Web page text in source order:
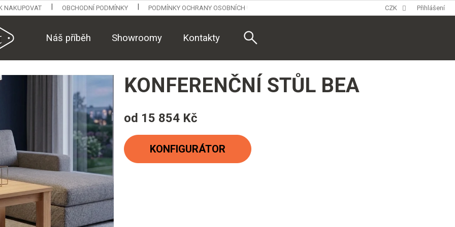
NAKUPOVAT OBCHODNÍ PODMÍNKY PODMÍNKY OCHRANY OSOBNÍCH ÚDAJŮ CZK Přihlášení
Náš příběh Showroomy Kontakty
KONFERENČNÍ STŮL BEA
od 15 854 Kč
Měrná
cena:
KONFIGURÁTOR